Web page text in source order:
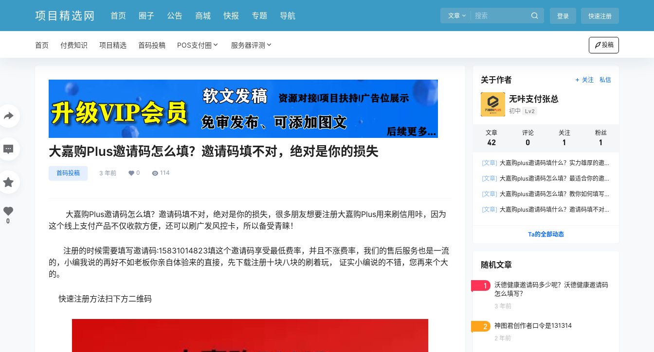
项目精选网 首页 圈子 公告 商城 快报 专题 导航 文章 登录 快速注册
首页 付费知识 项目精选 首码投稿 POS支付圈 服务器评测 投稿
大嘉购Plus邀请码怎么填？邀请码填不对，绝对是你的损失
首码投稿 3 年前 0 114
大嘉购Plus邀请码怎么填？邀请码填不对，绝对是你的损失，很多朋友想要注册大嘉购Plus用来刷信用咔，因为
这个线上支付产品不仅收款方便，还可以刷广发风控卡，所以备受青睐！
注册的时候需要填写邀请码:15831014823填这个邀请码享受最低费率，并且不涨费率，我们的售后服务也是一流
的，小编我说的再好不如老板你亲自体验来的直接，先下载注册十块八块的刷着玩， 证实小编说的不错，您再来个大
的。
快速注册方法扫下方二维码
0
关于作者 关注 私信
无咔支付张总
初中 Lv2
文章
42
评论
0
关注
1
粉丝
1
[文章] 大嘉购plus邀请码填什么？实力雄厚的邀请
[文章] 大嘉购plus邀请码怎么填？最适合你的邀请
[文章] 大嘉购plus邀请码怎么填？教你如何填写最
[文章] 大嘉购plus邀请码填什么？邀请码填不对，
Ta的全部动态
随机文章
1
沃德健康邀请码多少呢？沃德健康邀请码
怎么填写？
3 年前
2 神图君创作者口令是131314
2 年前